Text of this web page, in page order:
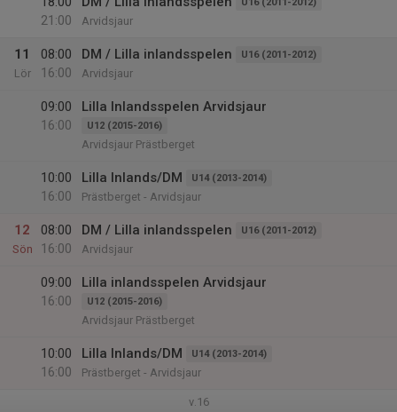
21:00
Arvidsjaur
11
Lör
08:00
16:00
DM / Lilla inlandsspelen U16 (2011-2012)
Arvidsjaur
09:00
16:00
Lilla Inlandsspelen Arvidsjaur
U12 (2015-2016)
Arvidsjaur Prästberget
10:00
16:00
Lilla Inlands/DM U14 (2013-2014)
Prästberget - Arvidsjaur
12
Sön
08:00
16:00
DM / Lilla inlandsspelen U16 (2011-2012)
Arvidsjaur
09:00
16:00
Lilla inlandsspelen Arvidsjaur
U12 (2015-2016)
Arvidsjaur Prästberget
10:00
16:00
Lilla Inlands/DM U14 (2013-2014)
Prästberget - Arvidsjaur
v.16